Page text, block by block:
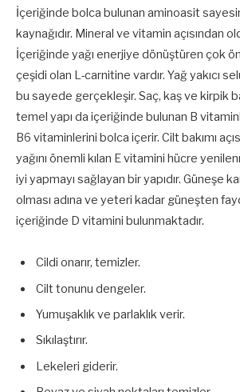
İçeriğinde bolca bulunan aminoasit
kaynağıdır. Mineral ve vitamin açısından
İçeriğinde yağı enerjiye dönüştüren çok
çeşidi olan L-carnitine vardır. Yağ yakıcı
bu sayede gerçekleşir. Saç, kaş ve kirpik
temel yapı da içeriğinde bulunan B
B6 vitaminlerini bolca içerir. Cilt bakımı
yağını önemli kılan E vitamini hücre
iyi yapmayı sağlayan bir yapıdır. Güneşe
olması adına ve yeteri kadar güneşten
içeriğinde D vitamini bulunmaktadır.
Cildi onarır, temizler.
Cilt tonunu dengeler.
Yumuşaklık ve parlaklık verir.
Sıkılaştırır.
Lekeleri giderir.